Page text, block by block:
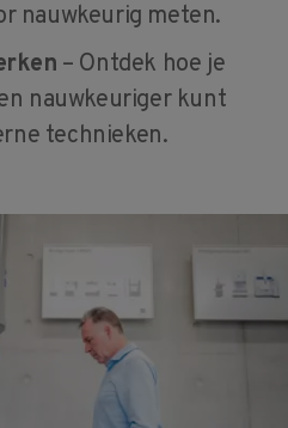
nauwkeurig meten.
– Ontdek hoe je
nauwkeuriger kunt
technieken.